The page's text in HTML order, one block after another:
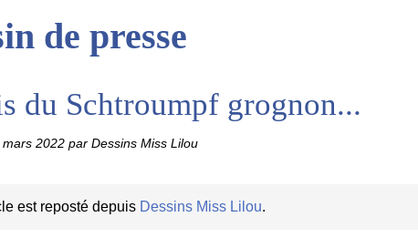
de presse
du Schtroumpf grognon...
mars 2022 par Dessins Miss Lilou
est reposté depuis Dessins Miss Lilou.